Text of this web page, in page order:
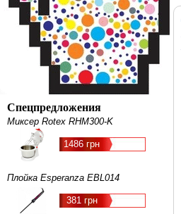
Спецпредложения
Миксер Rotex RHM300-K
1486 грн
Плойка Esperanza EBL014
381 грн